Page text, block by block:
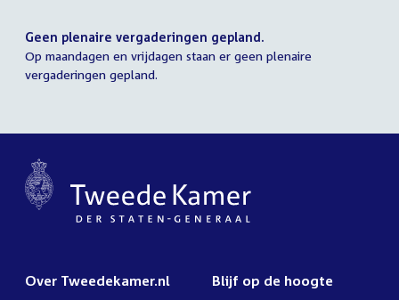
Geen plenaire vergaderingen gepland.
Op maandagen en vrijdagen staan er geen plenaire
vergaderingen gepland.
Over Tweedekamer.nl Blijf op de hoogte